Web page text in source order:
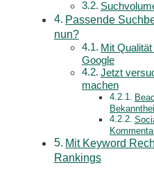
Passende
nun?
Mit
Google
Jetzt
machen
Mit Keyword
Rankings